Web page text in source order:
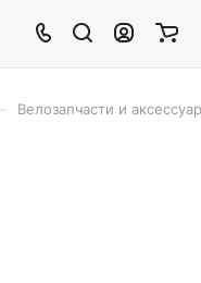
Велозапчасти и